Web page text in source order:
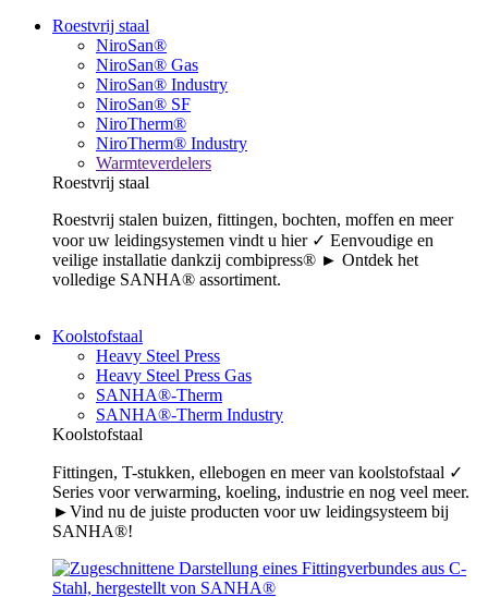
Roestvrij staal
NiroSan®
NiroSan® Gas
NiroSan® Industry
NiroSan® SF
NiroTherm®
NiroTherm® Industry
Warmteverdelers
Roestvrij staal
Roestvrij stalen buizen, fittingen, bochten, moffen en meer
voor uw leidingsystemen vindt u hier ✓ Eenvoudige en
veilige installatie dankzij combipress® ► Ontdek het
volledige SANHA® assortiment.
Koolstofstaal
Heavy Steel Press
Heavy Steel Press Gas
SANHA®-Therm
SANHA®-Therm Industry
Koolstofstaal
Fittingen, T-stukken, ellebogen en meer van koolstofstaal ✓
Series voor verwarming, koeling, industrie en nog veel meer.
►Vind nu de juiste producten voor uw leidingsysteem bij
SANHA®!